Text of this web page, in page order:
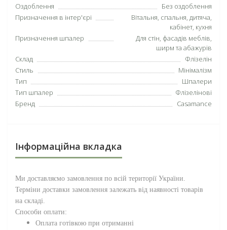
Оздоблення
Без оздоблення
Призначення в інтер'єрі
Вітальня, спальня, дитяча,
кабінет, кухня
Призначення шпалер
Для стін, фасадів меблів,
ширм та абажурів
Склад
Флізелін
Стиль
Мінімалізм
Тип
Шпалери
Тип шпалер
Флізелінові
Бренд
Casamance
Інформаційна вкладка
Ми доставляємо замовлення по всій території України.
Терміни доставки замовлення залежать від наявності товарів
на складі.
Способи оплати:
Оплата готівкою при отриманні